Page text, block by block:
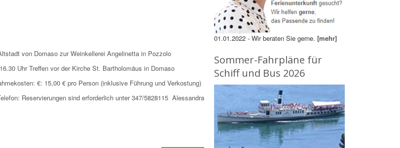
von Domaso zur Weinkellerei Angelinetta in Pozzolo
Uhr Treffen vor der Kirche St. Bartholomäus in Domaso
€: 15,00 € pro Person (inklusive Führung und Verkostung)
Reservierungen sind erforderlich unter 347/5828115 Alessandra
01.01.2022 - Wir beraten Sie gerne. [mehr]
Sommer-Fahrpläne für
Schiff und Bus 2026